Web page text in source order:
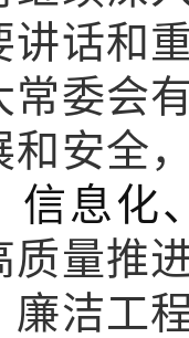
讲话和
常委会
和安全
信息化
质量推
洁工